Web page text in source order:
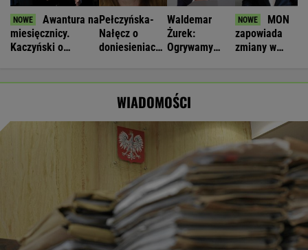
Awantura na
miesięcznicy.
Kaczyński o
Pełczyńska-
Nałęcz o
doniesieniach
Waldemar
Żurek:
Ogrywamy
MON
zapowiada
zmiany w
WIADOMOŚCI